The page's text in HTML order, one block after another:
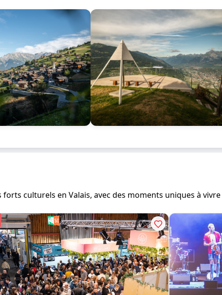
culturels en Valais, avec des moments uniques à